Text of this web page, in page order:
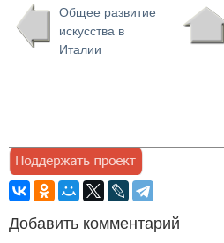
Общее развитие
искусства в
Италии
Добавить комментарий